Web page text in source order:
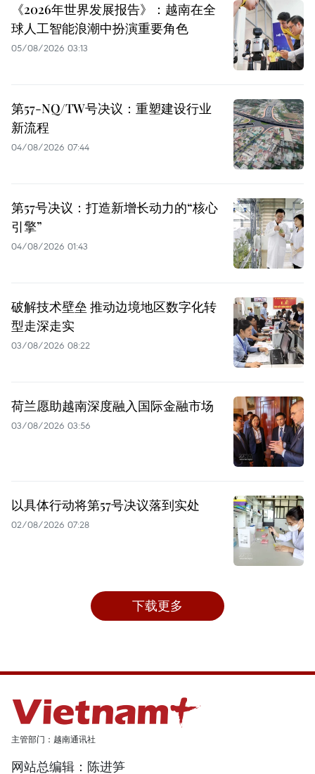
《2026年世界发展报告》：越南在全
球人工智能浪潮中扮演重要角色
05/08/2026 03:13
第57-NQ/TW号决议：重塑建设行业
新流程
04/08/2026 07:44
第57号决议：打造新增长动力的“核心
引擎”
04/08/2026 01:43
破解技术壁垒 推动边境地区数字化转
型走深走实
03/08/2026 08:22
荷兰愿助越南深度融入国际金融市场
03/08/2026 03:56
以具体行动将第57号决议落到实处
02/08/2026 07:28
下载更多
主管部门：越南通讯社
网站总编辑：陈进笋